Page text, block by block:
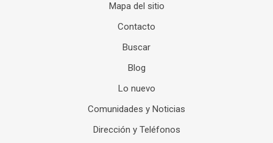
Mapa del sitio
Contacto
Buscar
Blog
Lo nuevo
Comunidades y Noticias
Dirección y Teléfonos